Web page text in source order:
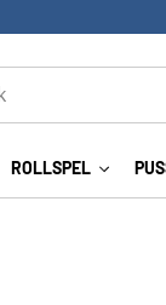
ROLLSPEL